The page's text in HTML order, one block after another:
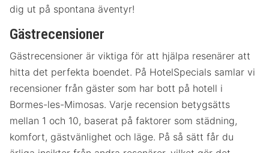
dig ut på spontana äventyr!
Gästrecensioner
Gästrecensioner är viktiga för att hjälpa resenärer att
hitta det perfekta boendet. På HotelSpecials samlar vi
recensioner från gäster som har bott på hotell i
Bormes-les-Mimosas. Varje recension betygsätts
mellan 1 och 10, baserat på faktorer som städning,
komfort, gästvänlighet och läge. På så sätt får du